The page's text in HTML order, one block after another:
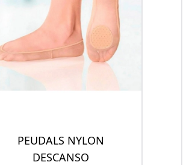
PEUDALS NYLON
DESCANSO